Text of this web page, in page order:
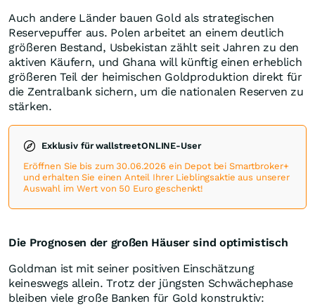
Auch andere Länder bauen Gold als strategischen
Reservepuffer aus. Polen arbeitet an einem deutlich
größeren Bestand, Usbekistan zählt seit Jahren zu den
aktiven Käufern, und Ghana will künftig einen erheblich
größeren Teil der heimischen Goldproduktion direkt für
die Zentralbank sichern, um die nationalen Reserven zu
stärken.
Exklusiv für wallstreetONLINE-User
Eröffnen Sie bis zum 30.06.2026 ein Depot bei Smartbroker+
und erhalten Sie einen Anteil Ihrer Lieblingsaktie aus unserer
Auswahl im Wert von 50 Euro geschenkt!
Die Prognosen der großen Häuser sind optimistisch
Goldman ist mit seiner positiven Einschätzung
keineswegs allein. Trotz der jüngsten Schwächephase
bleiben viele große Banken für Gold konstruktiv: